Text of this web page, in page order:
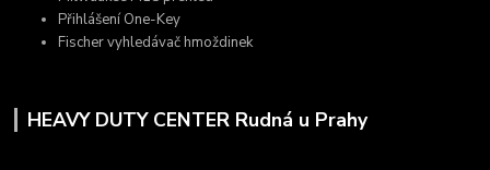
Přihlášení One-Key
Fischer vyhledávač hmoždinek
HEAVY DUTY CENTER Rudná u Prahy